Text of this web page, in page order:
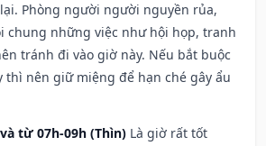
Phòng người người nguyền rủa,
chung những việc như hội họp, tranh
tránh đi vào giờ này. Nếu bắt buộc
thì nên giữ miệng để hạn ché gây ẩu
từ 07h-09h (Thìn) Là giờ rất tốt